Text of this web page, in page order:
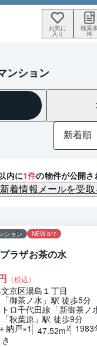
お気に
入り
検索
件
ンション
内に1件の物件が公開さ
新着情報メールを受取
ション NEW 8/7
ラザお茶の水
（税込）
京区湯島１丁目
御茶ノ水」駅 徒歩5分
ロ千代田線「新御茶ノ
秋葉原」駅 徒歩9分
納戸×1
47.52m2 1983